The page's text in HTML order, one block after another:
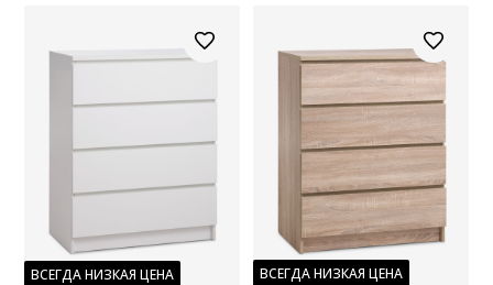
ВСЕГДА НИЗКАЯ ЦЕНА ВСЕГДА НИЗКАЯ ЦЕНА